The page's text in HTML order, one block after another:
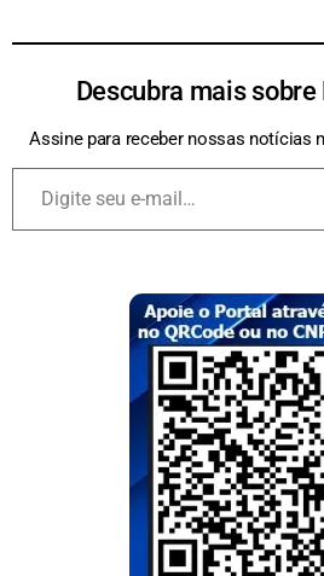
Descubra mais
Assine para receber nossas notícias